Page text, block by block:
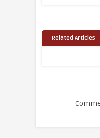
Related Articles